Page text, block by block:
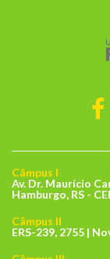
Câmpus I
Av. Dr. Maurício
Hamburgo, RS -
Câmpus II
ERS-239, 2755 |